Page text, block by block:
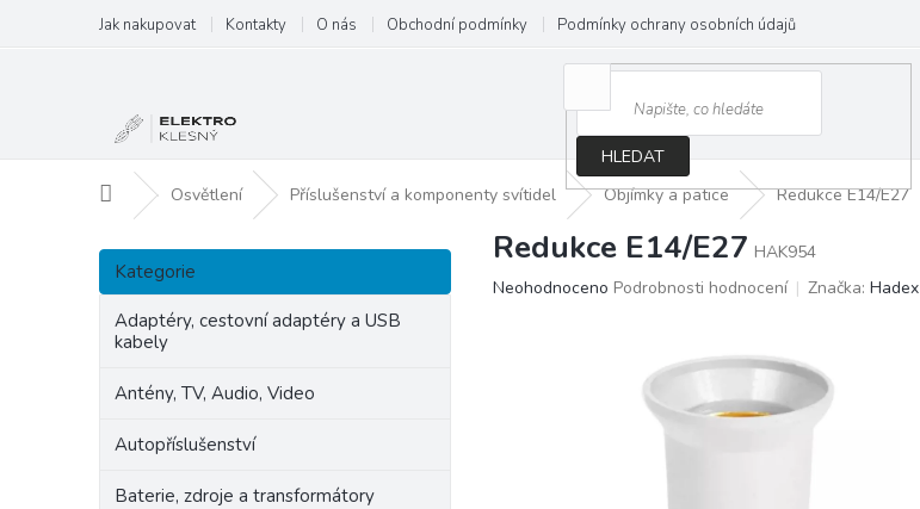
obsah
Jak nakupovat Kontakty O nás Obchodní podmínky Podmínky ochrany osobních údajů
HLEDAT
Domů Osvětlení Příslušenství a komponenty svítidel Objímky a patice Redukce E14/E27
P
s
Přeskočit
kategorie
Kategorie
Adaptéry, cestovní adaptéry a USB
kabely
Antény, TV, Audio, Video
Autopříslušenství
Baterie, zdroje a transformátory
Redukce E14/E27 HAK954
Průměrné
Neohodnoceno Podrobnosti hodnocení Značka: Hadex